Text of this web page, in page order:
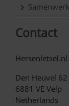
Contact
Hersenletsel.nl
Den Heuvel 62
6881 VE Velp
Netherlands